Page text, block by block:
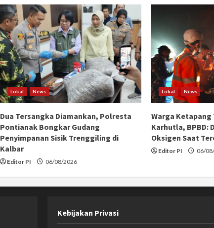
Lokal News
Dua Tersangka Diamankan, Polresta
Pontianak Bongkar Gudang
Penyimpanan Sisik Trenggiling di
Kalbar
Editor PI 06/08/2026
Lokal News
Warga Ketapang
Karhutla, BPBD:
Oksigen Saat
Editor PI 06/
Kebijakan Privasi